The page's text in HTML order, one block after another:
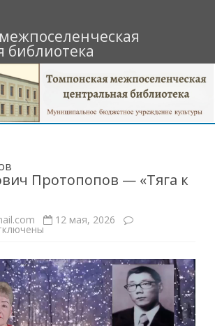
библиотека
Протопопов — «Тяга к
12 мая, 2026